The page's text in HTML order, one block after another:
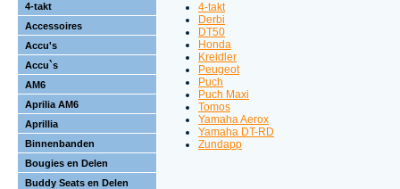
4-takt
Accessoires
Accu's
Accu`s
AM6
Aprilia AM6
Aprillia
Binnenbanden
Bougies en Delen
Buddy Seats en Delen
4-takt
Derbi
DT50
Honda
Kreidler
Peugeot
Puch
Puch Maxi
Tomos
Yamaha Aerox
Yamaha DT-RD
Zundapp